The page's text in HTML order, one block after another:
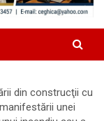
din construcţii cu
unei